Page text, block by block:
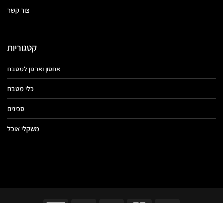
צור קשר
קטגוריות
אחסון וארגון למטבח
כלי מטבח
סכינים
משקלי אוכל